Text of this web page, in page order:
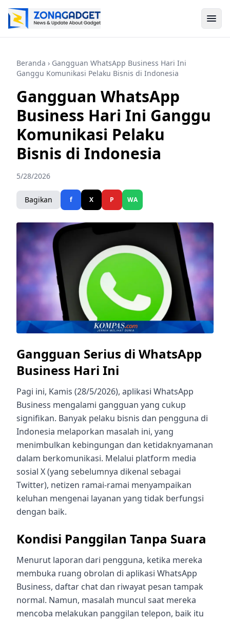
Beranda › Gangguan WhatsApp Business Hari Ini
Ganggu Komunikasi Pelaku Bisnis di Indonesia
Gangguan WhatsApp
Business Hari Ini Ganggu
Komunikasi Pelaku
Bisnis di Indonesia
5/28/2026
Bagikan f X P WA
Gangguan Serius di WhatsApp
Business Hari Ini
Pagi ini, Kamis (28/5/2026), aplikasi WhatsApp
Business mengalami gangguan yang cukup
signifikan. Banyak pelaku bisnis dan pengguna di
Indonesia melaporkan masalah ini, yang
menimbulkan kebingungan dan ketidaknyamanan
dalam berkomunikasi. Melalui platform media
sosial X (yang sebelumnya dikenal sebagai
Twitter), netizen ramai-ramai menyampaikan
keluhan mengenai layanan yang tidak berfungsi
dengan baik.
Kondisi Panggilan Tanpa Suara
Menurut laporan dari pengguna, ketika mereka
membuka ruang obrolan di aplikasi WhatsApp
Business, daftar chat dan riwayat pesan tampak
normal. Namun, masalah muncul saat mereka
mencoba melakukan panggilan telepon, baik itu